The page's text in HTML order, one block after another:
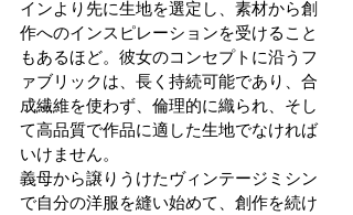
インより先に生地を選定し、素材から創
作へのインスピレーションを受けること
もあるほど。彼女のコンセプトに沿うフ
ァブリックは、長く持続可能であり、合
成繊維を使わず、倫理的に織られ、そし
て高品質で作品に適した生地でなければ
いけません。
義母から譲りうけたヴィンテージミシン
で自分の洋服を縫い始めて、創作を続け